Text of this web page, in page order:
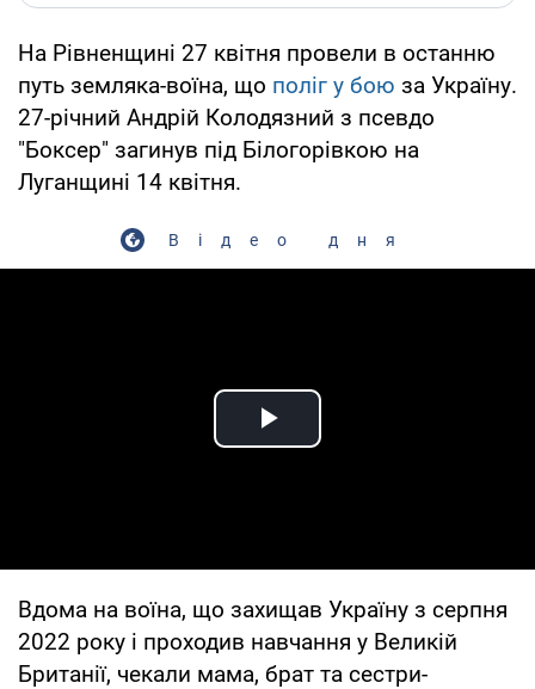
На Рівненщині 27 квітня провели в останню
путь земляка-воїна, що поліг у бою за Україну.
27-річний Андрій Колодязний з псевдо
"Боксер" загинув під Білогорівкою на
Луганщині 14 квітня.
Відео дня
Play Video
Вдома на воїна, що захищав Україну з серпня
2022 року і проходив навчання у Великій
Британії, чекали мама, брат та сестри-